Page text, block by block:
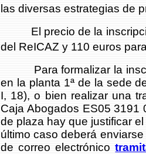
las diversas estrategias de
El precio de la
del ReICAZ y 110 euros
Para formalizar la
en la planta 1ª de la sede
I, 18), o bien realizar una
Caja Abogados ES05 3191
de plaza hay que justificar
último caso deberá
de correo electrónico